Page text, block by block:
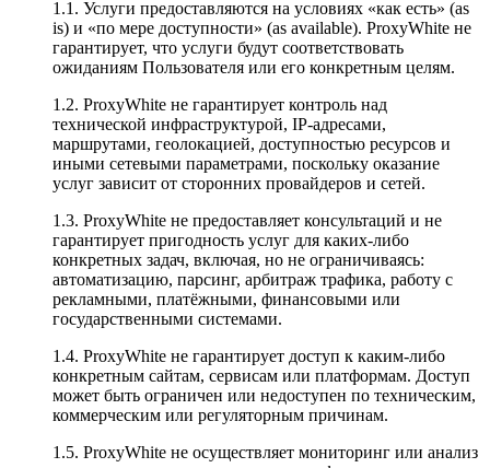
1.1. Услуги предоставляются на условиях «как есть» (as
is) и «по мере доступности» (as available). ProxyWhite не
гарантирует, что услуги будут соответствовать
ожиданиям Пользователя или его конкретным целям.
1.2. ProxyWhite не гарантирует контроль над
технической инфраструктурой, IP-адресами,
маршрутами, геолокацией, доступностью ресурсов и
иными сетевыми параметрами, поскольку оказание
услуг зависит от сторонних провайдеров и сетей.
1.3. ProxyWhite не предоставляет консультаций и не
гарантирует пригодность услуг для каких-либо
конкретных задач, включая, но не ограничиваясь:
автоматизацию, парсинг, арбитраж трафика, работу с
рекламными, платёжными, финансовыми или
государственными системами.
1.4. ProxyWhite не гарантирует доступ к каким-либо
конкретным сайтам, сервисам или платформам. Доступ
может быть ограничен или недоступен по техническим,
коммерческим или регуляторным причинам.
1.5. ProxyWhite не осуществляет мониторинг или анализ